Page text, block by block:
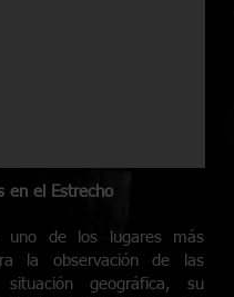
en el Estrecho
uno de los lugares más
la observación de las
geográfica, su